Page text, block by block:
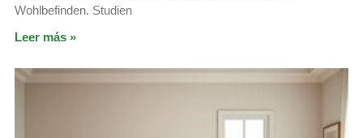
Wohlbefinden. Studien
Leer más »